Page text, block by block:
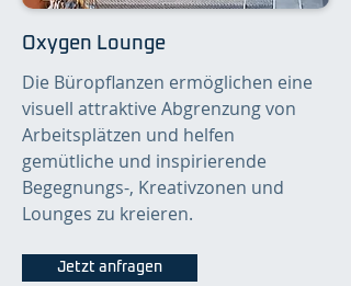
Oxygen Lounge
Die Büropflanzen ermöglichen eine
visuell attraktive Abgrenzung von
Arbeitsplätzen und helfen
gemütliche und inspirierende
Begegnungs-, Kreativzonen und
Lounges zu kreieren.
Jetzt anfragen